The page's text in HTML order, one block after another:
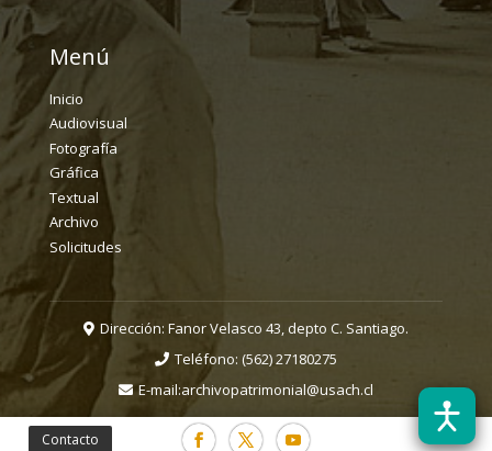
Contacto
Menú
Inicio
Audiovisual
Fotografía
Gráfica
Textual
Archivo
Solicitudes
Dirección: Fanor Velasco 43, depto C. Santiago.
Teléfono: (562) 27180275
E-mail:archivopatrimonial@usach.cl